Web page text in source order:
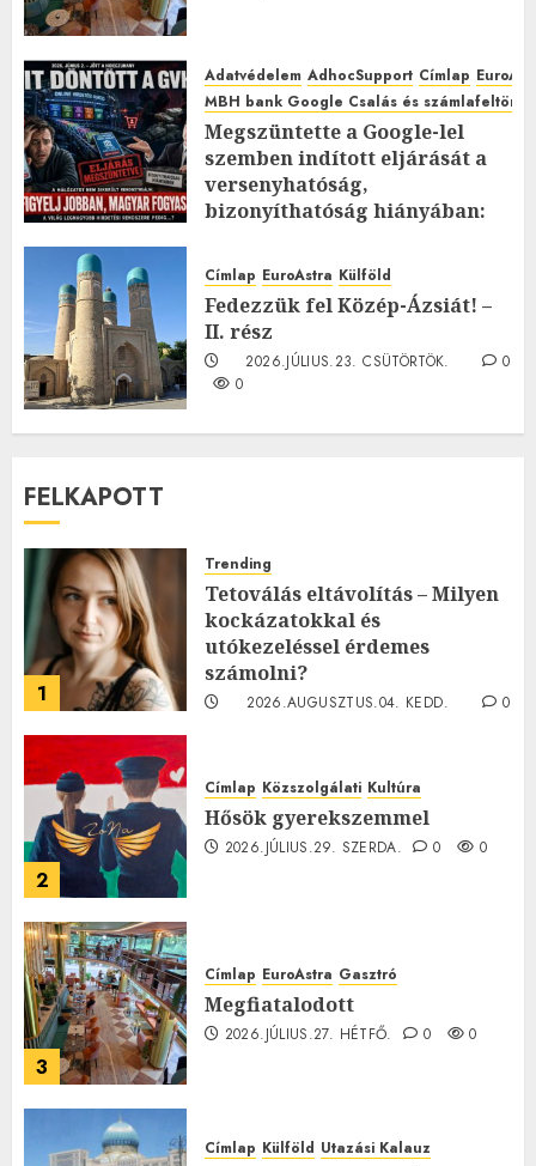
Adatvédelem AdhocSupport Címlap
MBH bank Google Csalás és
Megszüntette a Google-lel
szemben indított eljárását a
versenyhatóság,
bizonyíthatóság hiányában:
2026.JÚLIUS.23. CSÜTÖRTÖK.
0
Címlap EuroAstra Külföld
Fedezzük fel Közép-Ázsiát! –
II. rész
2026.JÚLIUS.23. CSÜTÖRTÖK.
0
0
FELKAPOTT
1
Trending
Tetoválás eltávolítás – Milyen
kockázatokkal és
utókezeléssel érdemes
számolni?
2026.AUGUSZTUS.04. KEDD.
0
2
Címlap Közszolgálati Kultúra
Hősök gyerekszemmel
2026.JÚLIUS.29. SZERDA. 0 0
3
Címlap EuroAstra Gasztró
Megfiatalodott
2026.JÚLIUS.27. HÉTFŐ. 0 0
Címlap Külföld Utazási Kalauz